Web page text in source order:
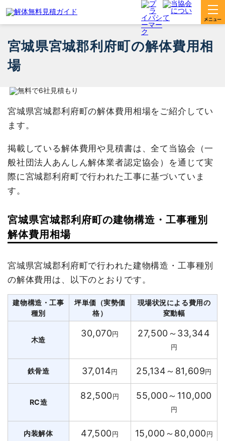
宮城県宮城郡利府町の解体費用相
場
宮城県宮城郡利府町の解体費用相場をご紹介してい
ます。
掲載している解体費用や見積書は、全て当協会（一
般社団法人あんしん解体業者認定協会）を通じて実
際に宮城郡利府町で行われた工事に基づいていま
す。
宮城県宮城郡利府町の建物構造・工事種別
解体費用相場
宮城県宮城郡利府町で行われた建物構造・工事種別
の解体費用は、以下のとおりです。
建物構造・工事
種別
坪単価（実勢価
格）
現場状況による費用の
変動幅
木造
30,070円 27,500～33,344
円
鉄骨造 37,014円 25,134～81,609円
RC造
82,500円 55,000～110,000
円
内装解体 47,500円 15,000～80,000円